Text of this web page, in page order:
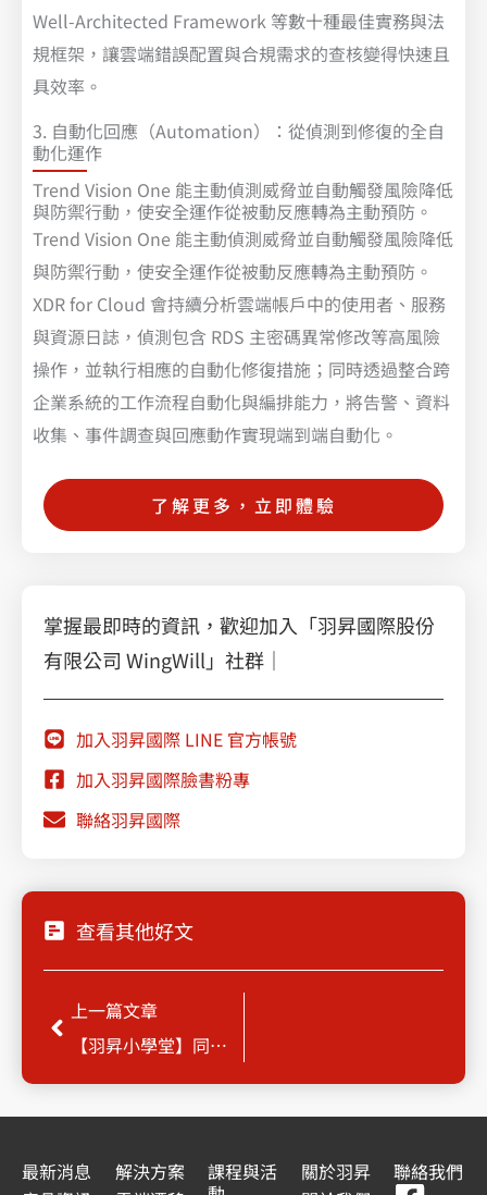
Well-Architected Framework 等數十種最佳實務與法
規框架，讓雲端錯誤配置與合規需求的查核變得快速且
具效率。
3. 自動化回應（Automation）：從偵測到修復的全自
動化運作
Trend Vision One 能主動偵測威脅並自動觸發風險降低
與防禦行動，使安全運作從被動反應轉為主動預防。
Trend Vision One 能主動偵測威脅並自動觸發風險降低
與防禦行動，使安全運作從被動反應轉為主動預防。
XDR for Cloud 會持續分析雲端帳戶中的使用者、服務
與資源日誌，偵測包含 RDS 主密碼異常修改等高風險
操作，並執行相應的自動化修復措施；同時透過整合跨
企業系統的工作流程自動化與編排能力，將告警、資料
收集、事件調查與回應動作實現端到端自動化。
了解更多，立即體驗
掌握最即時的資訊，歡迎加入「羽昇國際股份
有限公司 WingWill」社群｜
加入羽昇國際 LINE 官方帳號
加入羽昇國際臉書粉專
聯絡羽昇國際
查看其他好文
上一頁
上一篇文章
【羽昇小學堂】同事偷偷提升權限，你怎麼知道？
最新消息
解決方案
課程與活
關於羽昇
聯絡我們